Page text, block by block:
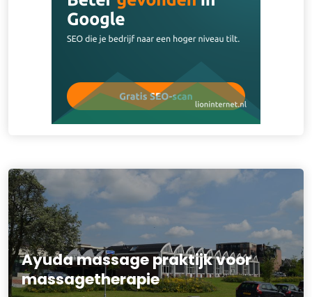
Ayuda massage praktijk voor
massagetherapie